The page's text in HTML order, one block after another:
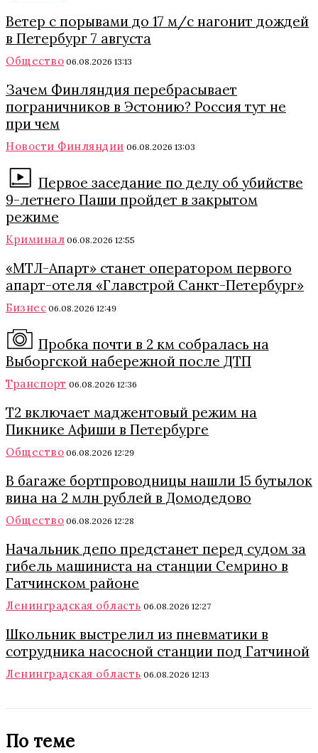
Ветер с порывами до 17 м/с нагонит дождей
в Петербург 7 августа
Общество 06.08.2026 13:13
Зачем Финляндия перебрасывает
пограничников в Эстонию? Россия тут не
при чем
Новости Финляндии 06.08.2026 13:03
Первое заседание по делу об убийстве
9-летнего Паши пройдет в закрытом
режиме
Криминал 06.08.2026 12:55
«МТЛ-Апарт» станет оператором первого
апарт-отеля «Главстрой Санкт-Петербург»
Бизнес 06.08.2026 12:49
Пробка почти в 2 км собралась на
Выборгской набережной после ДТП
Транспорт 06.08.2026 12:36
Т2 включает маджентовый режим на
Пикнике Афиши в Петербурге
Общество 06.08.2026 12:29
В багаже бортпроводницы нашли 15 бутылок
вина на 2 млн рублей в Домодедово
Общество 06.08.2026 12:28
Начальник депо предстанет перед судом за
гибель машиниста на станции Семрино в
Гатчинском районе
Ленинградская область 06.08.2026 12:27
Школьник выстрелил из пневматики в
сотрудника насосной станции под Гатчиной
Ленинградская область 06.08.2026 12:13
По теме